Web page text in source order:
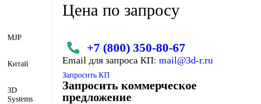
MJP
Китай
3D
Systems
Цена по запросу
+7 (800) 350-80-67
Email для запроса КП: mail@3d-r.ru
Запросить КП
Запросить коммерческое
предложение